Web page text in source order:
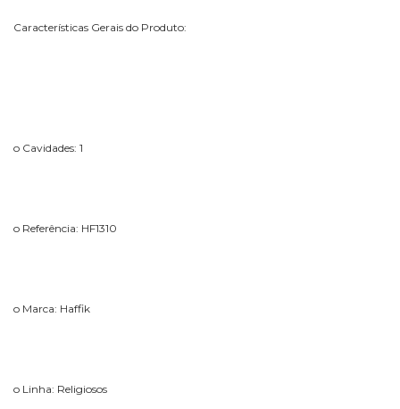
Características Gerais do Produto:
o Cavidades: 1
o Referência: HF1310
o Marca: Haffik
o Linha: Religiosos